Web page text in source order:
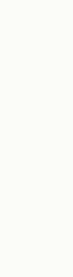
Autres
Hôtel-
Hangest-
Une